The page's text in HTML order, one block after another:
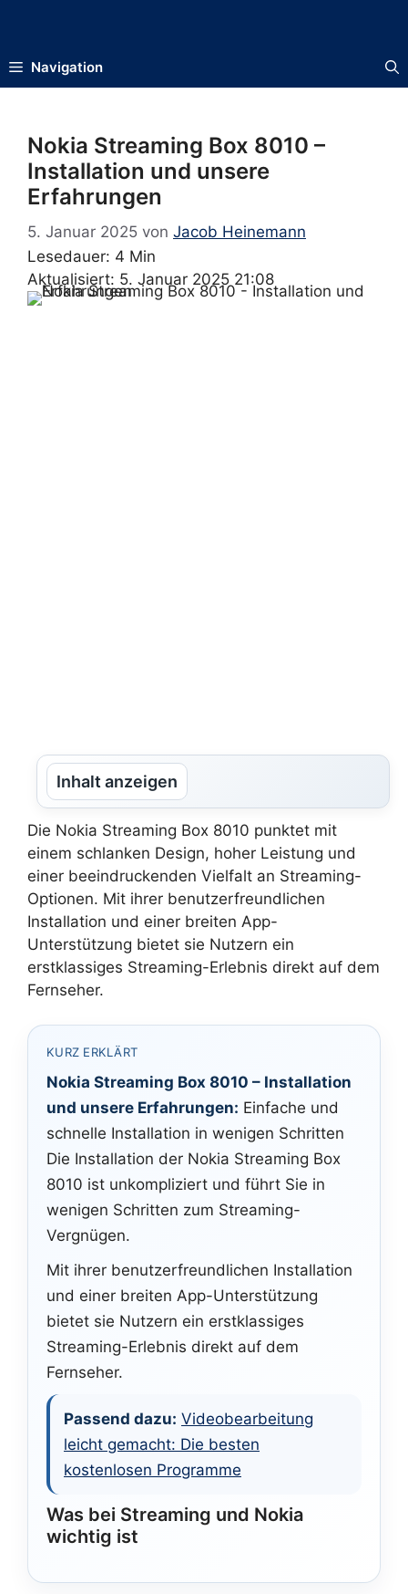
Navigation
Nokia Streaming Box 8010 –
Installation und unsere
Erfahrungen
5. Januar 2025 von Jacob Heinemann
Lesedauer: 4 Min
Aktualisiert: 5. Januar 2025 21:08
Inhalt anzeigen
Die Nokia Streaming Box 8010 punktet mit
einem schlanken Design, hoher Leistung und
einer beeindruckenden Vielfalt an Streaming-
Optionen. Mit ihrer benutzerfreundlichen
Installation und einer breiten App-
Unterstützung bietet sie Nutzern ein
erstklassiges Streaming-Erlebnis direkt auf dem
Fernseher.
KURZ ERKLÄRT
Nokia Streaming Box 8010 – Installation
und unsere Erfahrungen: Einfache und
schnelle Installation in wenigen Schritten
Die Installation der Nokia Streaming Box
8010 ist unkompliziert und führt Sie in
wenigen Schritten zum Streaming-
Vergnügen.
Mit ihrer benutzerfreundlichen Installation
und einer breiten App-Unterstützung
bietet sie Nutzern ein erstklassiges
Streaming-Erlebnis direkt auf dem
Fernseher.
Passend dazu: Videobearbeitung
leicht gemacht: Die besten
kostenlosen Programme
Was bei Streaming und Nokia
wichtig ist